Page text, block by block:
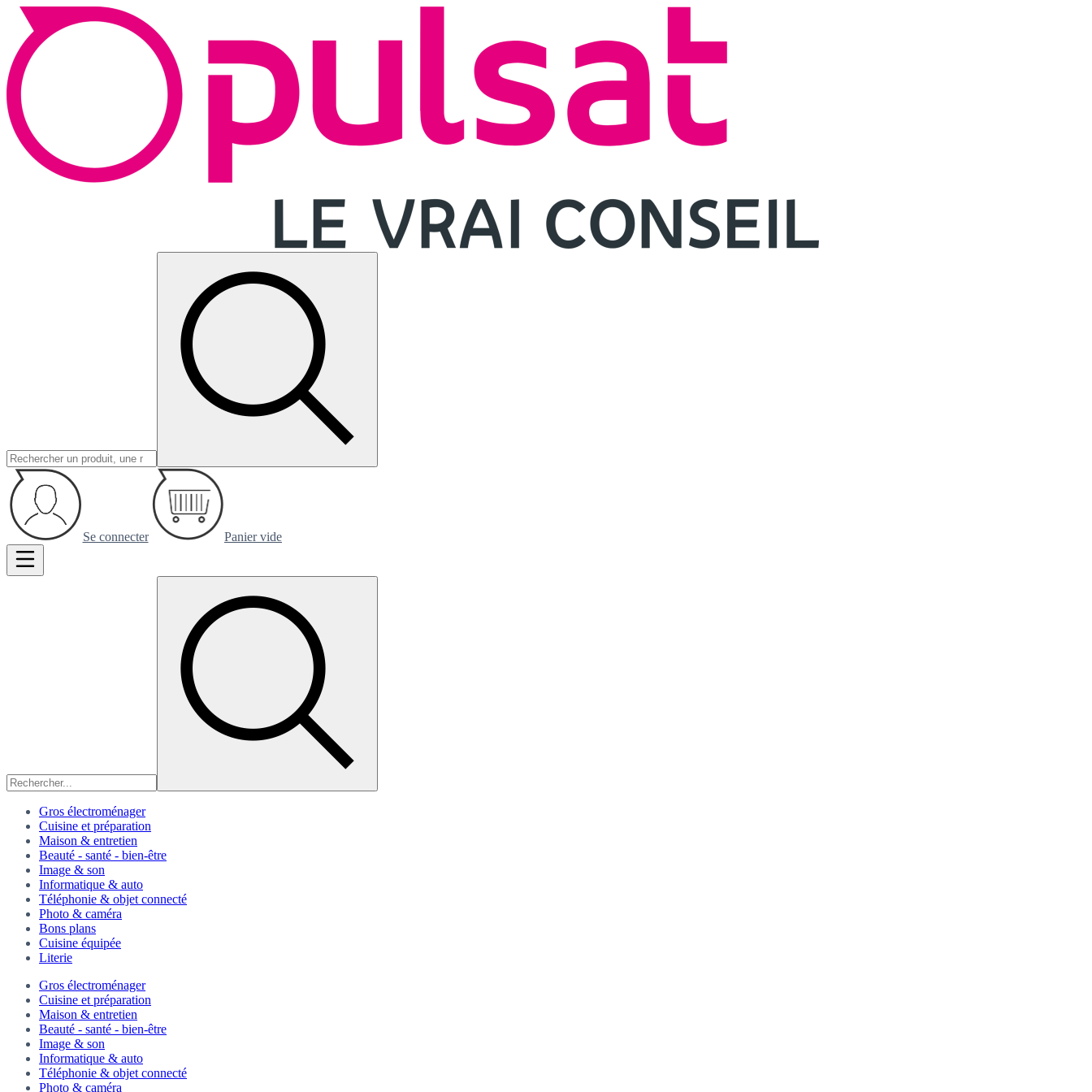
Se connecter Panier vide
Gros électroménager
Cuisine et préparation
Maison & entretien
Beauté - santé - bien-être
Image & son
Informatique & auto
Téléphonie & objet connecté
Photo & caméra
Bons plans
Cuisine équipée
Literie
Gros électroménager
Cuisine et préparation
Maison & entretien
Beauté - santé - bien-être
Image & son
Informatique & auto
Téléphonie & objet connecté
Photo & caméra